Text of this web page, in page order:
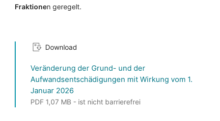
Fraktionen geregelt.
Download
Veränderung der Grund- und der
Aufwandsentschädigungen mit Wirkung vom 1.
Januar 2026
PDF 1,07 MB - ist nicht barrierefrei